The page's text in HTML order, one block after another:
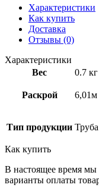
Характеристики
Как купить
Доставка
Отзывы (0)
Характеристики
Вес
0.7 кг
Раскрой
Тип продукции
Как купить
В настоящее время
варианты оплаты